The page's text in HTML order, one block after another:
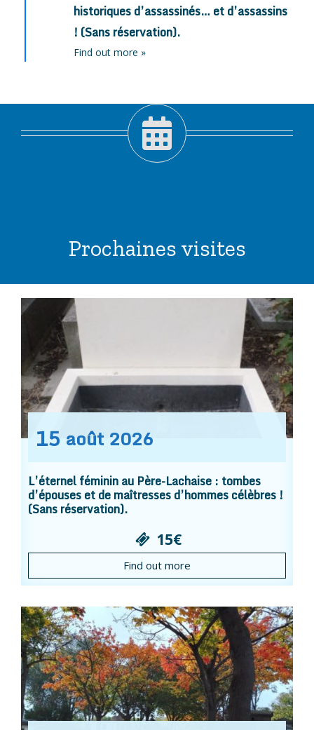
historiques d’assassinés… et d’assassins
! (Sans réservation).
Find out more »
Prochaines visites
15 août 2026
L’éternel féminin au Père-Lachaise : tombes
d’épouses et de maîtresses d’hommes célèbres !
(Sans réservation).
15€
Find out more